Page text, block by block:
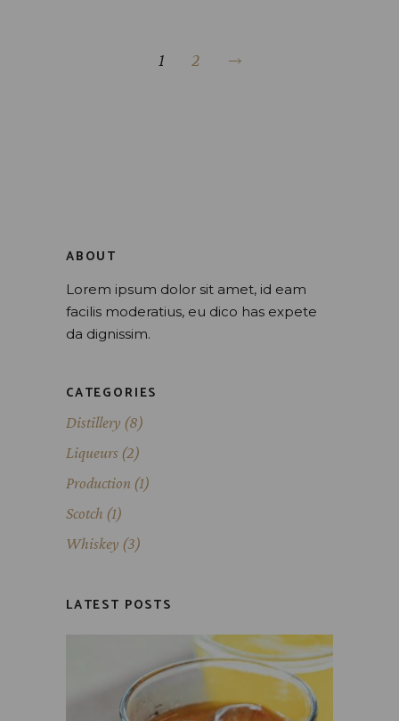
NAVIGATION
1 2
ABOUT
Lorem ipsum dolor sit amet, id eam
facilis moderatius, eu dico has expete
da dignissim.
CATEGORIES
Distillery (8)
Liqueurs (2)
Production (1)
Scotch (1)
Whiskey (3)
LATEST POSTS